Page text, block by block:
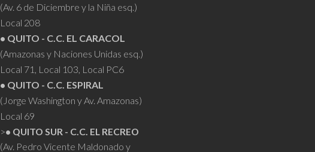
(Av. 6 de Diciembre y la Niña esq.)
Local 208
• QUITO - C.C. EL CARACOL
(Amazonas y Naciones Unidas esq.)
Local 71, Local 103, Local PC6
• QUITO - C.C. ESPIRAL
(Jorge Washington y Av. Amazonas)
Local 69
>• QUITO SUR - C.C. EL RECREO
(Av. Pedro Vicente Maldonado y